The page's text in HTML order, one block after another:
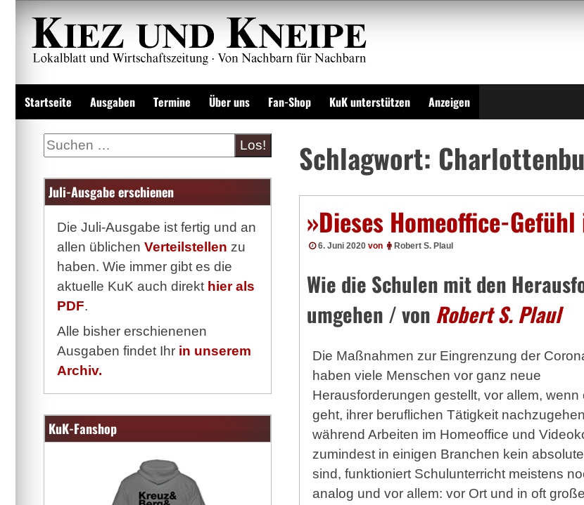
Zum
Inhalt
springen
Startseite Ausgaben Termine Über uns Fan-Shop KuK unterstützen Anzeigen
Schlagwort:
»Dieses Homeoffice-
6. Juni 2020 von Robert S. Plaul
Wie die Schulen mit den
umgehen / von Robert S. Plaul
Die Maßnahmen zur Eingrenzung der
haben viele Menschen vor ganz neue
Herausforderungen gestellt, vor allem, wenn
geht, ihrer beruflichen Tätigkeit
während Arbeiten im Homeoffice und
zumindest in einigen Branchen kein
sind, funktioniert Schulunterricht meistens
analog und vor allem: vor Ort und in oft
Suche
Juli-Ausgabe erschienen
Die Juli-Ausgabe ist fertig und an
allen üblichen Verteilstellen zu
haben. Wie immer gibt es die
aktuelle KuK auch direkt hier als
PDF.
Alle bisher erschienenen
Ausgaben findet Ihr in unserem
Archiv.
KuK-Fanshop